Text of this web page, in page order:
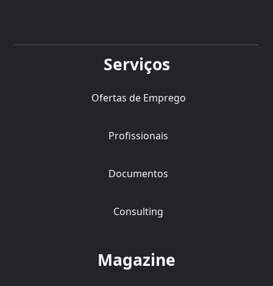
Serviços
Ofertas de Emprego
Profissionais
Documentos
Consulting
Magazine